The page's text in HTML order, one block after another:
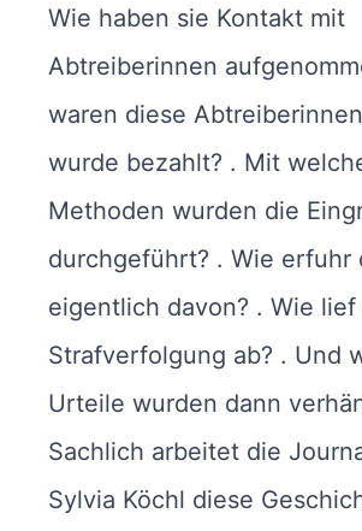
Wie haben sie Kontakt mit
Abtreiberinnen
waren diese
wurde bezahlt? . Mit
Methoden wurden die
durchgeführt? . Wie erfuhr
eigentlich davon? . Wie lief
Strafverfolgung ab? . Und
Urteile wurden dann
Sachlich arbeitet die
Sylvia Köchl diese